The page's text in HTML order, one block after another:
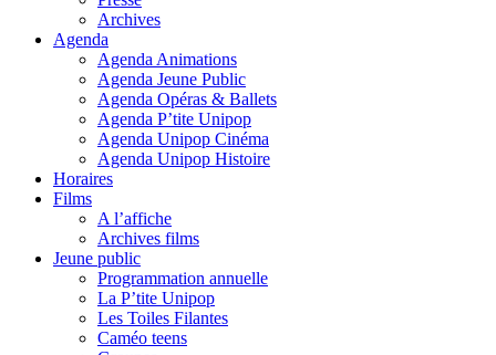
Archives
Agenda
Agenda Animations
Agenda Jeune Public
Agenda Opéras & Ballets
Agenda P’tite Unipop
Agenda Unipop Cinéma
Agenda Unipop Histoire
Horaires
Films
A l’affiche
Archives films
Jeune public
Programmation annuelle
La P’tite Unipop
Les Toiles Filantes
Caméo teens